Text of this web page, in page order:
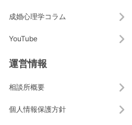
成婚心理学コラム
YouTube
運営情報
相談所概要
個人情報保護方針